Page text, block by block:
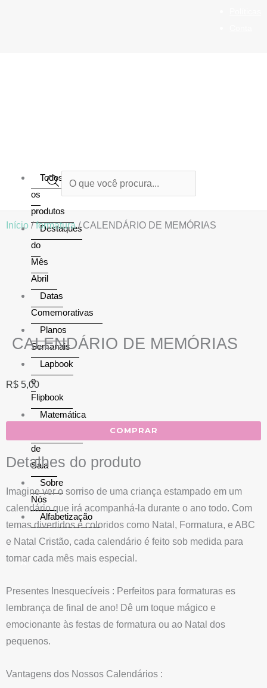
Todos
os
produtos
Destaques
do
Mês
Abril
Datas
Comemorativas
Planos
Semanais
Lapbook
e
Flipbook
Matemática
de
Sala
Sobre
Nós
Alfabetização
X
Pesquisar
produtos
Início /formatura/ CALENDÁRIO DE MEMÓRIAS
CALENDÁRIO DE MEMÓRIAS
R$ 5,00
COMPRAR
Detalhes do produto
Imagine ver o sorriso de uma criança estampado em um
calendário que irá acompanhá-la durante o ano todo. Com
temas divertidos e coloridos como Natal, Formatura, e ABC
e Natal Cristão, cada calendário é feito sob medida para
tornar cada mês mais especial.
Presentes Inesquecíveis : Perfeitos para formaturas es
lembrança de final de ano! Dê um toque mágico e
emocionante às festas de formatura ou ao Natal dos
pequenos.
Vantagens dos Nossos Calendários :